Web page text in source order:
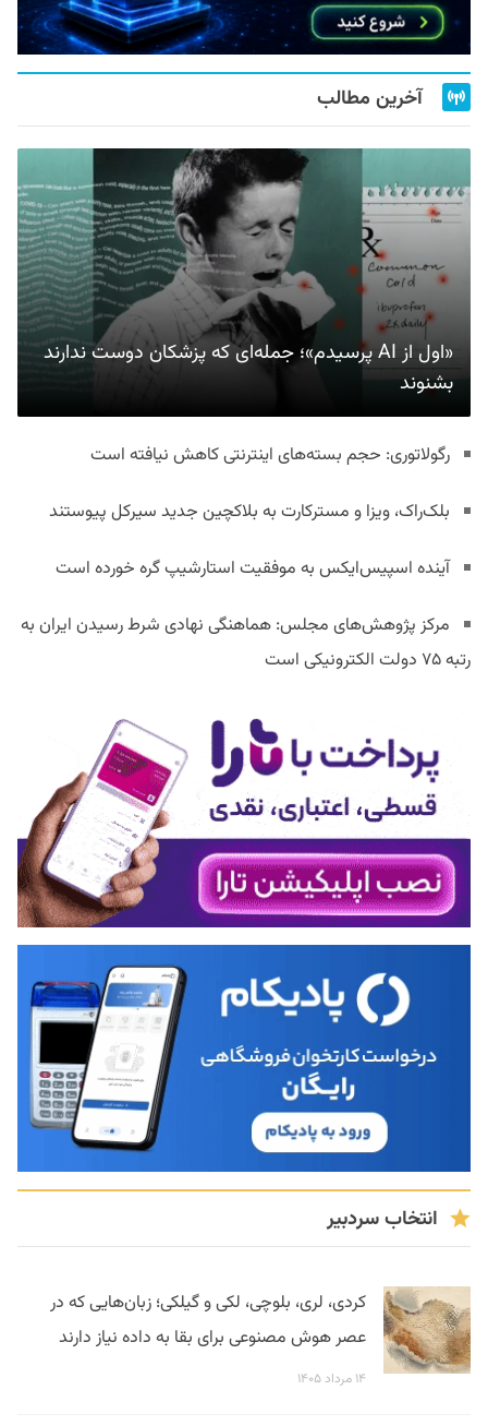
آخرین مطالب
«اول از AI پرسیدم»؛ جمله‌ای که پزشکان دوست ندارند
بشنوند
رگولاتوری: حجم بسته‌های اینترنتی کاهش نیافته است
بلک‌راک، ویزا و مسترکارت به بلاکچین جدید سیرکل پیوستند
آینده اسپیس‌ایکس به موفقیت استارشیپ گره خورده است
مرکز پژوهش‌های مجلس: هماهنگی نهادی شرط رسیدن ایران به
رتبه ۷۵ دولت الکترونیکی است
انتخاب سردبیر
کردی، لری، بلوچی، لکی و گیلکی؛ زبان‌هایی که در
عصر هوش مصنوعی برای بقا به داده نیاز دارند
۱۴ مرداد ۱۴۰۵